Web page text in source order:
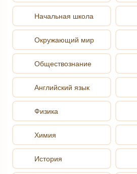
Начальная школа
Окружающий мир
Обществознание
Английский язык
Физика
Химия
История